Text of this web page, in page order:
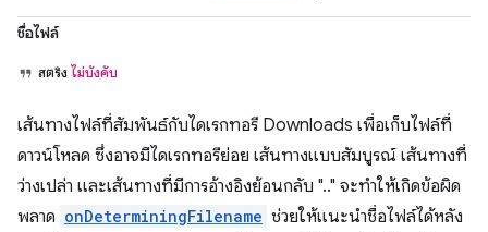
ชื่อไฟล์
สตริง ไม่บังคับ
เส้นทางไฟล์ที่สัมพันธ์กับไดเรกทอรี Downloads เพื่อเก็บไฟล์ที่
ดาวน์โหลด ซึ่งอาจมีไดเรกทอรีย่อย เส้นทางแบบสัมบูรณ์ เส้นทางที่
ว่างเปล่า และเส้นทางที่มีการอ้างอิงย้อนกลับ ".." จะทำให้เกิดข้อผิด
พลาด onDeterminingFilename ช่วยให้แนะนำชื่อไฟล์ได้หลัง